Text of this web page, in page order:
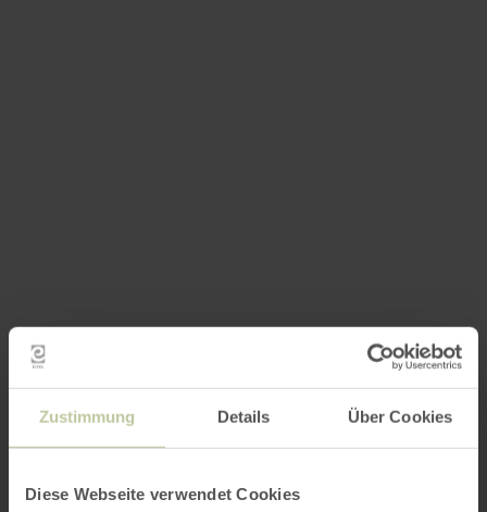
Zustimmung Details Über Cookies
Diese Webseite verwendet Cookies